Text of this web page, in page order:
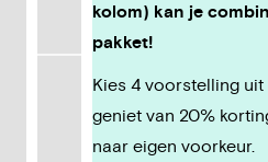
kolom) kan je
pakket!
Kies 4 voorstelling
geniet van 20%
naar eigen voorkeur.